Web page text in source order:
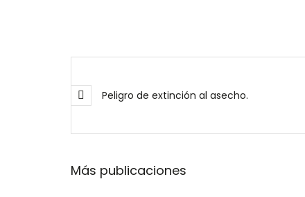
Peligro de extinción al asecho.
Más publicaciones